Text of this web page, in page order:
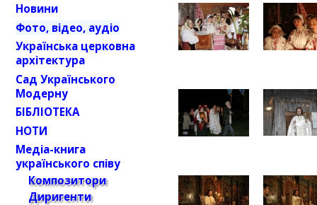
Новини
Фото, відео, аудіо
Українська церковна
архітектура
Сад Українського
Модерну
БІБЛІОТЕКА
НОТИ
Медіа-книга
українського співу
Композитори
Диригенти